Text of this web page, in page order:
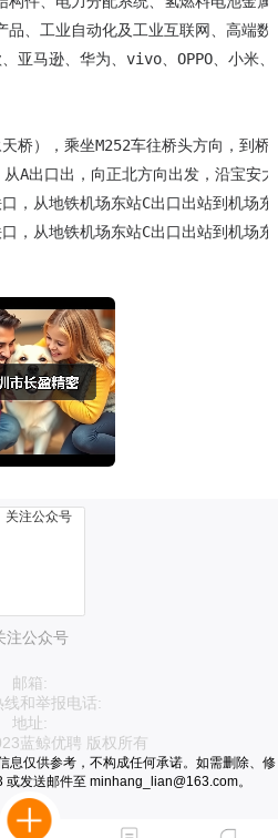
品、工业自动化及工业互联网、高端数
亚马逊、华为、vivo、OPPO、小米
桥），乘坐M252车往桥头方向，到
A出口出，向正北方向出发，沿宝
，从地铁机场东站C出口出站到机场
，从地铁机场东站C出口出站到机场
注公众号
邮箱:
线和举报电话:
地址:
蓝鲸优聘 版权所有
息仅供参考，不构成任何承诺。如需删除、修
发送邮件至 minhang_lian@163.com。